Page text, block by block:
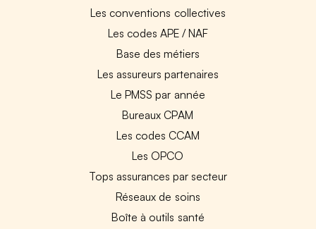
Les conventions collectives
Les codes APE / NAF
Base des métiers
Les assureurs partenaires
Le PMSS par année
Bureaux CPAM
Les codes CCAM
Les OPCO
Tops assurances par secteur
Réseaux de soins
Boîte à outils santé